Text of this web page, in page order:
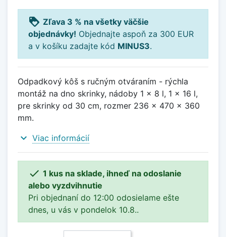
loyalty Zľava 3 % na všetky väčšie
objednávky! Objednajte aspoň za 300 EUR
a v košíku zadajte kód MINUS3.
Odpadkový kôš s ručným otváraním - rýchla
montáž na dno skrinky, nádoby 1 x 8 l, 1 x 16 l,
pre skrinky od 30 cm, rozmer 236 x 470 x 360
mm.
expand_more Viac informácií
 1 kus na sklade, ihneď na odoslanie
alebo vyzdvihnutie
Pri objednaní do 12:00 odosielame ešte
dnes, u vás v pondelok 10.8..